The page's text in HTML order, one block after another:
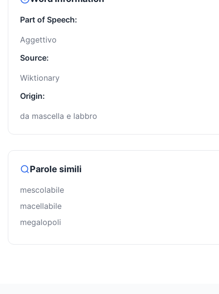
Part of Speech:
Aggettivo
Source:
Wiktionary
Origin:
da mascella e labbro
Parole simili
mescolabile
macellabile
megalopoli